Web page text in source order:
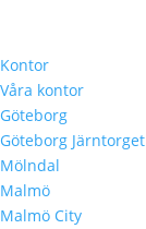
Kontor
Våra kontor
Göteborg
Göteborg Järntorget
Mölndal
Malmö
Malmö City